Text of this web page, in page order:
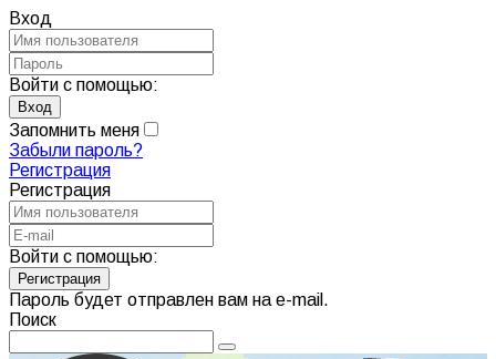
Вход
Войти с помощью:
Запомнить меня
Забыли пароль?
Регистрация
Регистрация
Войти с помощью:
Пароль будет отправлен вам на e-mail.
Поиск